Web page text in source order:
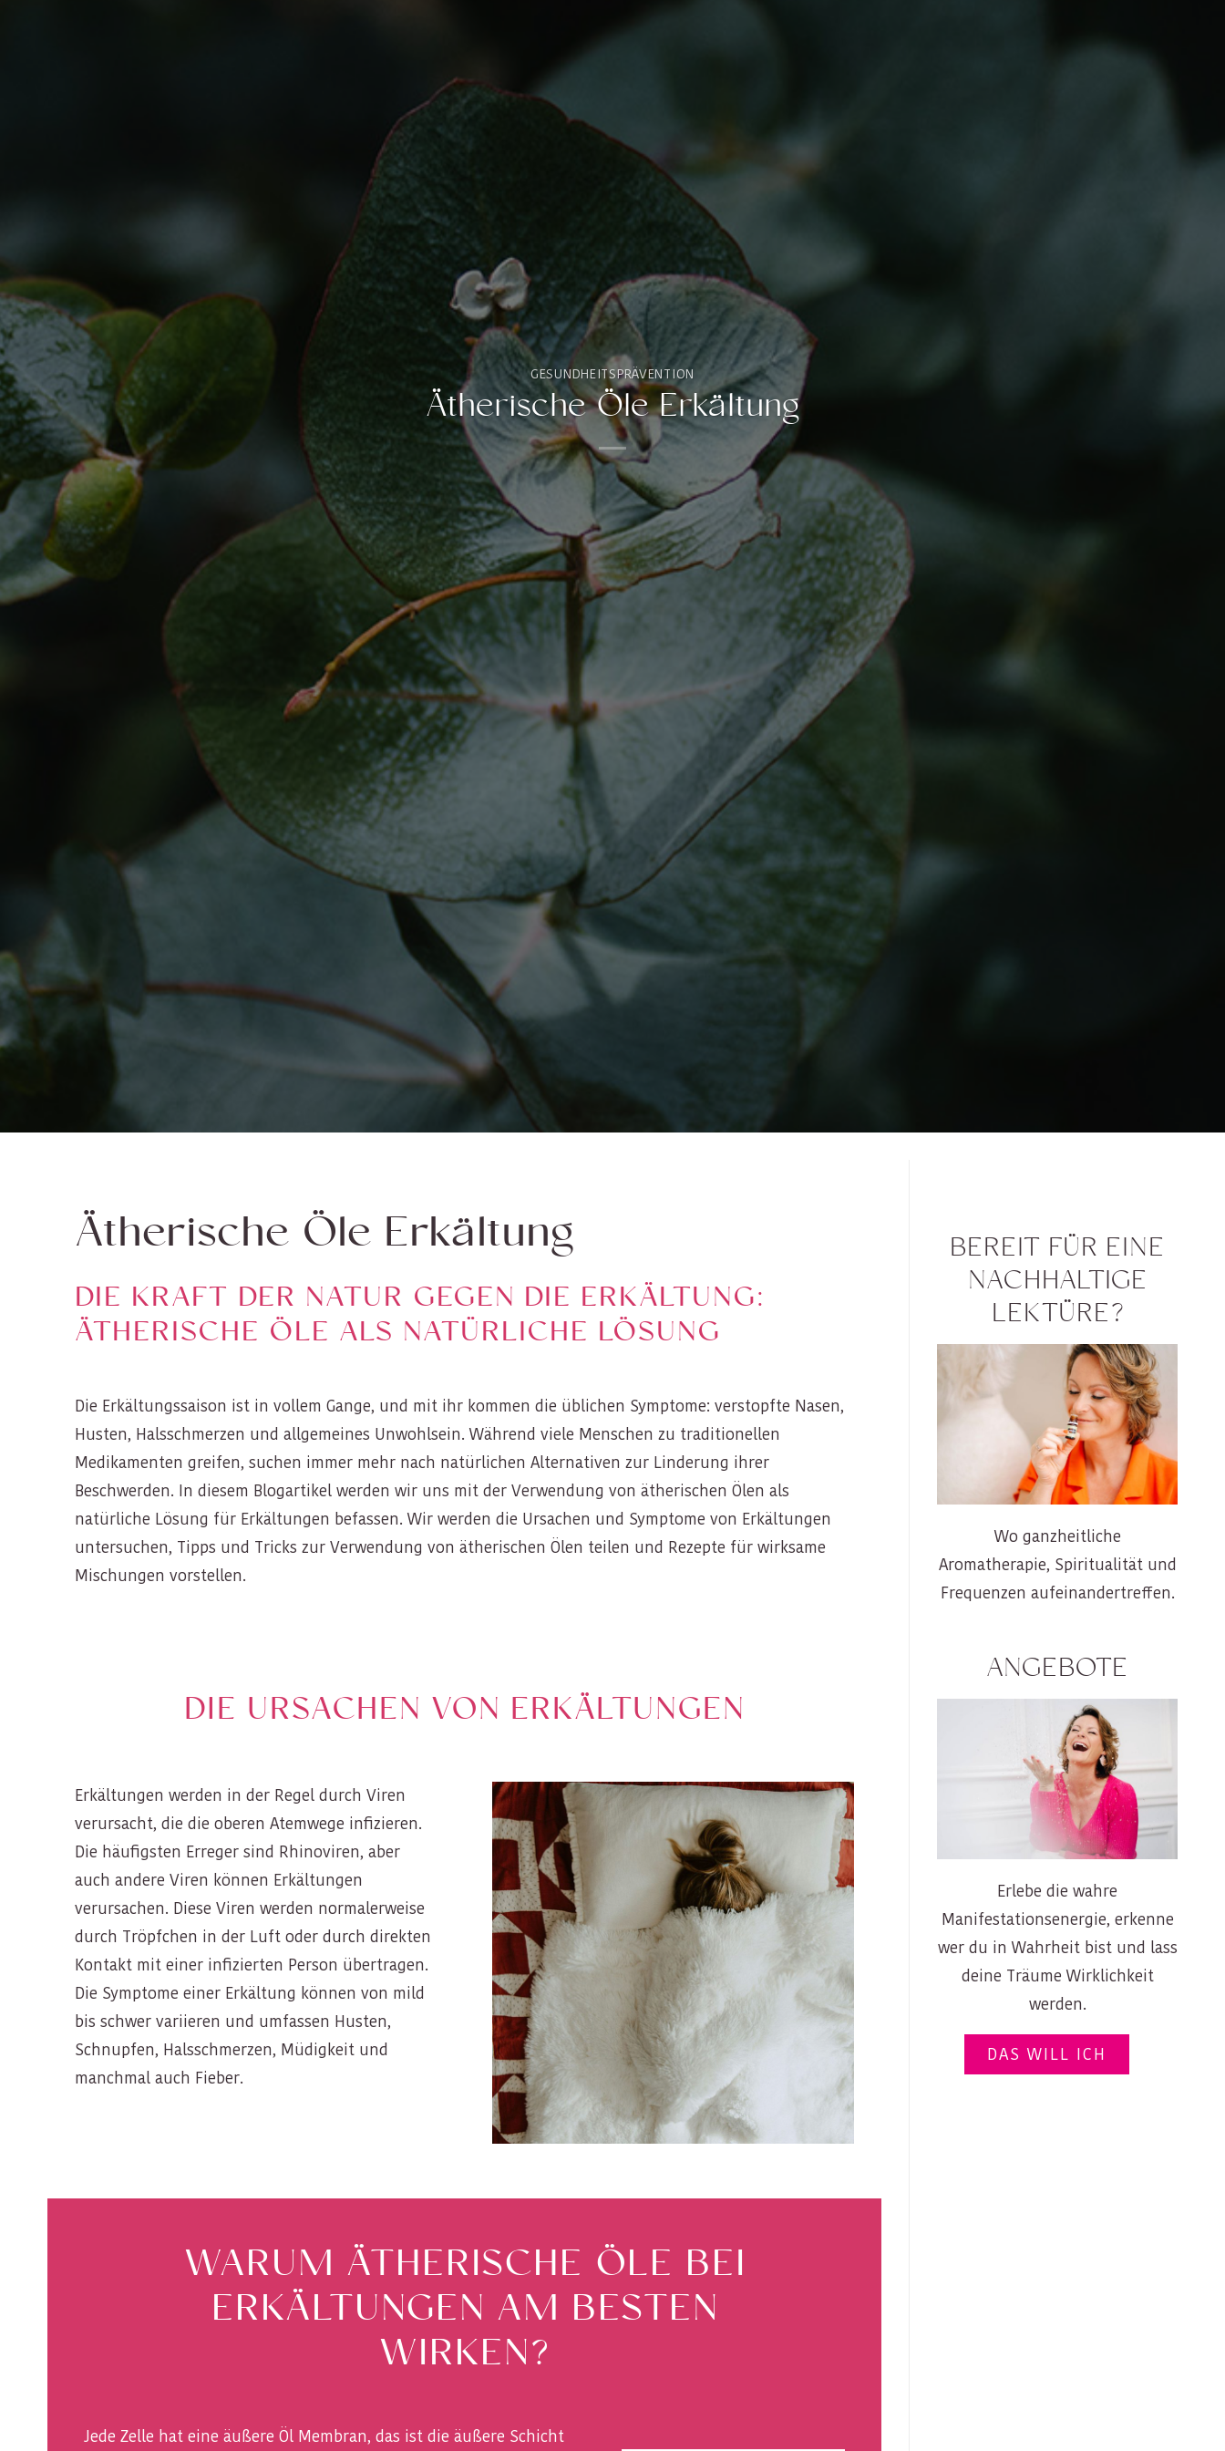
GESUNDHEITSPRÄVENTION
Ätherische Öle Erkältung
Ätherische Öle Erkältung
DIE KRAFT DER NATUR GEGEN DIE ERKÄLTUNG:
ÄTHERISCHE ÖLE ALS NATÜRLICHE LÖSUNG
Die Erkältungssaison ist in vollem Gange, und mit ihr kommen die üblichen Symptome: verstopfte Nasen,
Husten, Halsschmerzen und allgemeines Unwohlsein. Während viele Menschen zu traditionellen
Medikamenten greifen, suchen immer mehr nach natürlichen Alternativen zur Linderung ihrer
Beschwerden. In diesem Blogartikel werden wir uns mit der Verwendung von ätherischen Ölen als
natürliche Lösung für Erkältungen befassen. Wir werden die Ursachen und Symptome von Erkältungen
untersuchen, Tipps und Tricks zur Verwendung von ätherischen Ölen teilen und Rezepte für wirksame
Mischungen vorstellen.
DIE URSACHEN VON ERKÄLTUNGEN
Erkältungen werden in der Regel durch Viren
verursacht, die die oberen Atemwege infizieren.
Die häufigsten Erreger sind Rhinoviren, aber
auch andere Viren können Erkältungen
verursachen. Diese Viren werden normalerweise
durch Tröpfchen in der Luft oder durch direkten
Kontakt mit einer infizierten Person übertragen.
Die Symptome einer Erkältung können von mild
bis schwer variieren und umfassen Husten,
Schnupfen, Halsschmerzen, Müdigkeit und
manchmal auch Fieber.
WARUM ÄTHERISCHE ÖLE BEI
ERKÄLTUNGEN AM BESTEN
WIRKEN?
Jede Zelle hat eine äußere Öl Membran, das ist die äußere Schicht
BEREIT FÜR EINE
NACHHALTIGE
LEKTÜRE?
Wo ganzheitliche
Aromatherapie, Spiritualität und
Frequenzen aufeinandertreffen.
ANGEBOTE
Erlebe die wahre
Manifestationsenergie, erkenne
wer du in Wahrheit bist und lass
deine Träume Wirklichkeit
werden.
DAS WILL ICH